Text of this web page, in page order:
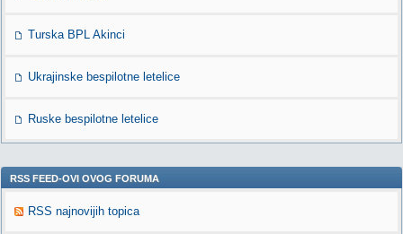
Turska BPL Akinci
Ukrajinske bespilotne letelice
Ruske bespilotne letelice
RSS FEED-OVI OVOG FORUMA
RSS najnovijih topica